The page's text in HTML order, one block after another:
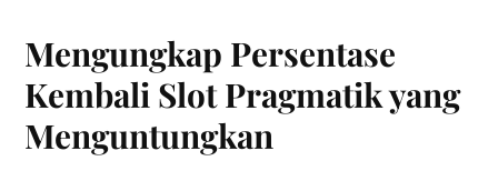
Mengungkap Persentase
Kembali Slot Pragmatik yang
Menguntungkan